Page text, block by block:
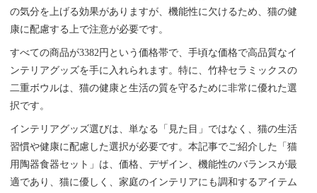
の気分を上げる効果がありますが、機能性に欠けるため、猫の健
康に配慮する上で注意が必要です。
すべての商品が3382円という価格帯で、手頃な価格で高品質なイ
ンテリアグッズを手に入れられます。特に、竹枠セラミックスの
二重ボウルは、猫の健康と生活の質を守るために非常に優れた選
択です。
インテリアグッズ選びは、単なる「見た目」ではなく、猫の生活
習慣や健康に配慮した選択が必要です。本記事でご紹介した「猫
用陶器食器セット」は、価格、デザイン、機能性のバランスが最
適であり、猫に優しく、家庭のインテリアにも調和するアイテム